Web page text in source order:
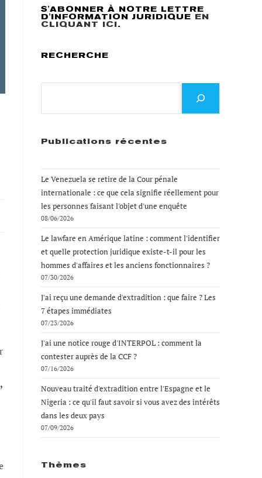
S'ABONNER À NOTRE LETTRE
D'INFORMATION JURIDIQUE EN
CLIQUANT ICI.
RECHERCHE
Publications récentes
Le Venezuela se retire de la Cour pénale
internationale : ce que cela signifie réellement pour
les personnes faisant l'objet d'une enquête
08/06/2026
Le lawfare en Amérique latine : comment l'identifier
et quelle protection juridique existe-t-il pour les
hommes d'affaires et les anciens fonctionnaires ?
07/30/2026
J'ai reçu une demande d'extradition : que faire ? Les
7 étapes immédiates
07/23/2026
J'ai une notice rouge d'INTERPOL : comment la
contester auprès de la CCF ?
07/16/2026
Nouveau traité d'extradition entre l'Espagne et le
Nigeria : ce qu'il faut savoir si vous avez des intérêts
dans les deux pays
07/09/2026
Thèmes